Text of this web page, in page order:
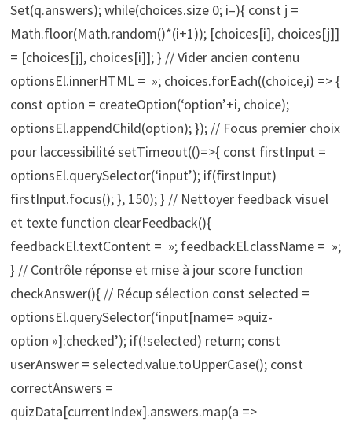
Set(q.answers); while(choices.size 0; i–){ const j =
Math.floor(Math.random()*(i+1)); [choices[i], choices[j]]
= [choices[j], choices[i]]; } // Vider ancien contenu
optionsEl.innerHTML = »; choices.forEach((choice,i) => {
const option = createOption(‘option’+i, choice);
optionsEl.appendChild(option); }); // Focus premier choix
pour laccessibilité setTimeout(()=>{ const firstInput =
optionsEl.querySelector(‘input’); if(firstInput)
firstInput.focus(); }, 150); } // Nettoyer feedback visuel
et texte function clearFeedback(){
feedbackEl.textContent = »; feedbackEl.className = »;
} // Contrôle réponse et mise à jour score function
checkAnswer(){ // Récup sélection const selected =
optionsEl.querySelector(‘input[name= »quiz-
option »]:checked’); if(!selected) return; const
userAnswer = selected.value.toUpperCase(); const
correctAnswers =
quizData[currentIndex].answers.map(a =>